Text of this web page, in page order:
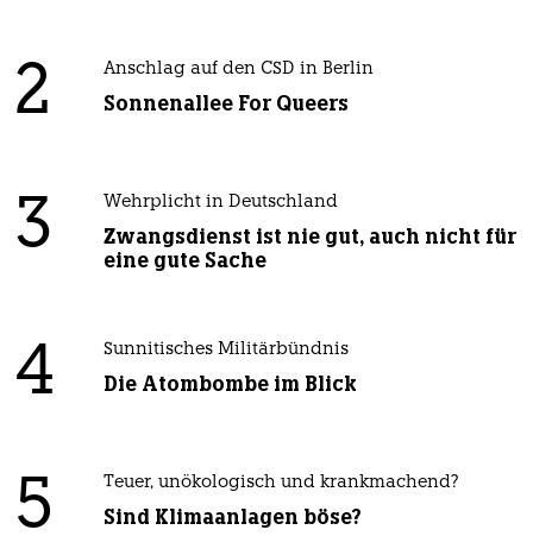
2 Anschlag auf den CSD in Berlin
Sonnenallee For Queers
3 Wehrplicht in Deutschland
Zwangsdienst ist nie gut, auch nicht für
eine gute Sache
4 Sunnitisches Militärbündnis
Die Atombombe im Blick
5 Teuer, unökologisch und krankmachend?
Sind Klimaanlagen böse?